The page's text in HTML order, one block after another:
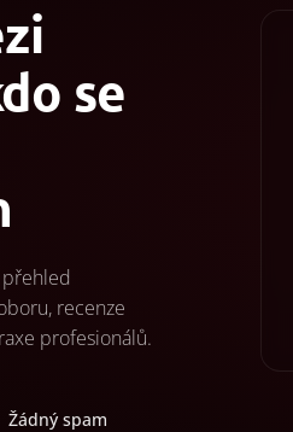
se
recenze
profesionálů.
Žádný spam